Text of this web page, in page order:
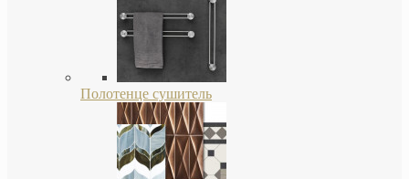
Полотенце сушитель